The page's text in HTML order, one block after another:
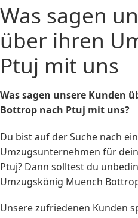
Was sagen
über ihren
Ptuj mit uns
Was sagen unsere Kunden
Bottrop nach Ptuj mit uns?
Du bist auf der Suche nach
Umzugsunternehmen für
Ptuj? Dann solltest du
Umzugskönig Muench
Unsere zufriedenen Kunden